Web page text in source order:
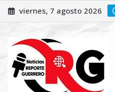
Saltar
al
viernes, 7 agosto 2026